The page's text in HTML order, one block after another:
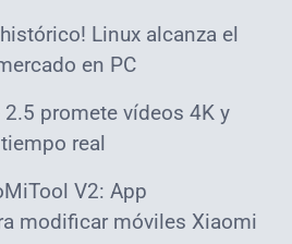
Linux alcanza el
en PC
2.5 promete vídeos 4K y
real
V2: App
modificar móviles Xiaomi